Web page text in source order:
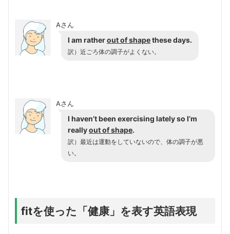
Aさん
I am ratherout of shapethese days.
訳） 近ごろ体の調子がよくない。
Aさん
I haven’t been exercising lately so I’m
reallyout of shape.
訳）最近は運動をしていないので、体の調子が悪
い。
fitを使った「健康」を表す英語表現